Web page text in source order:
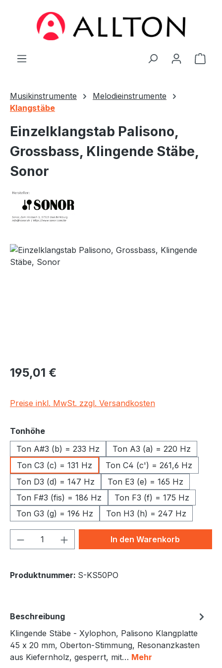
Zum Hauptinhalt springen
Musikinstrumente
Melodieinstrumente
Klangstäbe
Einzelklangstab Palisono,
Grossbass, Klingende Stäbe,
Sonor
Bildergalerie überspringen
Regulärer Preis:
195,01 €
Preise inkl. MwSt. zzgl. Versandkosten
Tonhöheauswählen
Ton A#3 (b) = 233 Hz
Ton A3 (a) = 220 Hz
Ton C3 (c) = 131 Hz
Ton C4 (c') = 261,6 Hz
Ton D3 (d) = 147 Hz
Ton E3 (e) = 165 Hz
Ton F#3 (fis) = 186 Hz
Ton F3 (f) = 175 Hz
Ton G3 (g) = 196 Hz
Ton H3 (h) = 247 Hz
Produkt Anzahl: Gib denIn den Warenkorb
Produktnummer: S-KS50PO
Beschreibung
Klingende Stäbe - Xylophon, Palisono Klangplatte
45 x 20 mm, Oberton-Stimmung, Resonanzkasten
aus Kiefernholz, gesperrt, mit… Mehr